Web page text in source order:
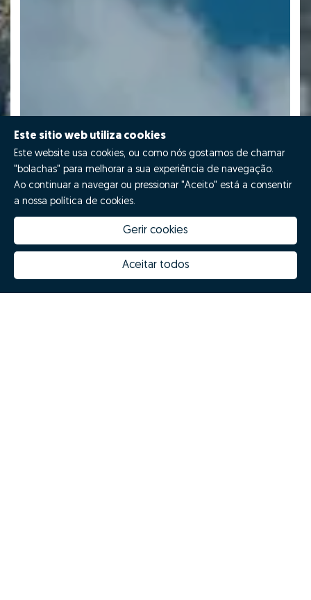
Este sitio web utiliza cookies
Este website usa cookies, ou como nós gostamos de chamar
"bolachas" para melhorar a sua experiência de navegação.
Ao continuar a navegar ou pressionar "Aceito" está a consentir
a nossa política de cookies.
Gerir cookies
Aceitar todos